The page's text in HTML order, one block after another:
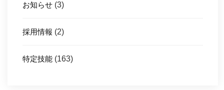
お知らせ (3)
採用情報 (2)
特定技能 (163)